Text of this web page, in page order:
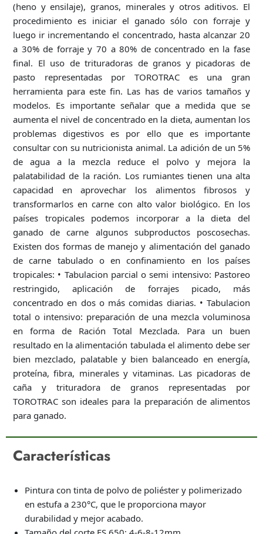
(heno y ensilaje), granos, minerales y otros aditivos. El
procedimiento es iniciar el ganado sólo con forraje y
luego ir incrementando el concentrado, hasta alcanzar 20
a 30% de forraje y 70 a 80% de concentrado en la fase
final. El uso de trituradoras de granos y picadoras de
pasto representadas por TOROTRAC es una gran
herramienta para este fin. Las has de varios tamaños y
modelos. Es importante señalar que a medida que se
aumenta el nivel de concentrado en la dieta, aumentan los
problemas digestivos es por ello que es importante
consultar con su nutricionista animal. La adición de un 5%
de agua a la mezcla reduce el polvo y mejora la
palatabilidad de la ración. Los rumiantes tienen una alta
capacidad en aprovechar los alimentos fibrosos y
transformarlos en carne con alto valor biológico. En los
países tropicales podemos incorporar a la dieta del
ganado de carne algunos subproductos poscosechas.
Existen dos formas de manejo y alimentación del ganado
de carne tabulado o en confinamiento en los países
tropicales: • Tabulacion parcial o semi intensivo: Pastoreo
restringido, aplicación de forrajes picado, más
concentrado en dos o más comidas diarias. • Tabulacion
total o intensivo: preparación de una mezcla voluminosa
en forma de Ración Total Mezclada. Para un buen
resultado en la alimentación tabulada el alimento debe ser
bien mezclado, palatable y bien balanceado en energía,
proteína, fibra, minerales y vitaminas. Las picadoras de
caña y trituradora de granos representadas por
TOROTRAC son ideales para la preparación de alimentos
para ganado.
Características
Pintura con tinta de polvo de poliéster y polimerizado
en estufa a 230°C, que le proporciona mayor
durabilidad y mejor acabado.